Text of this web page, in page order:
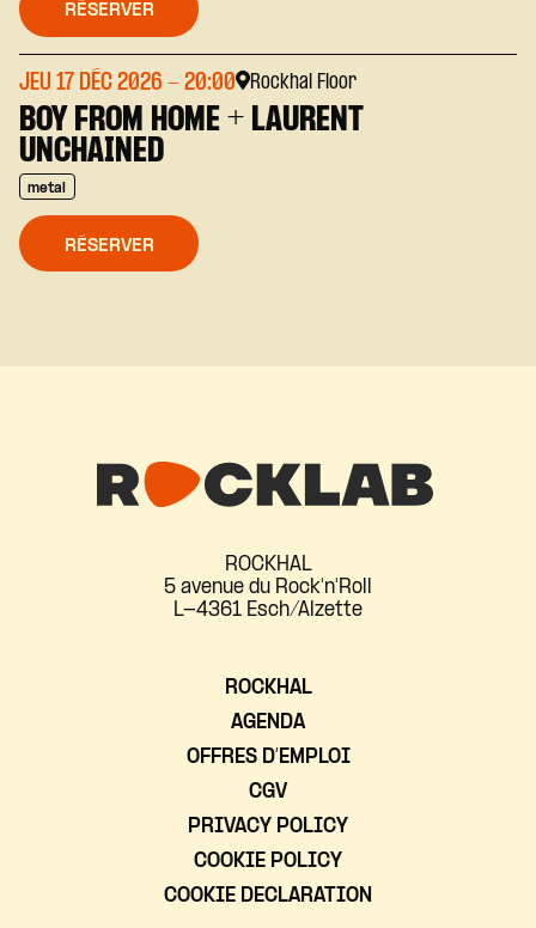
RÉSERVER
JEU 17 DÉC 2026 - 20:00 Rockhal Floor
BOY FROM HOME + LAURENT
UNCHAINED
metal
RÉSERVER
ROCKHAL
5 avenue du Rock'n'Roll
L-4361 Esch/Alzette
ROCKHAL
AGENDA
OFFRES D’EMPLOI
CGV
PRIVACY POLICY
COOKIE POLICY
COOKIE DECLARATION